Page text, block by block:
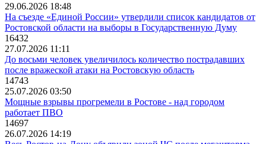
29.06.2026 18:48
На съезде «Единой России» утвердили список кандидатов от
Ростовской области на выборы в Государственную Думу
16432
27.07.2026 11:11
До восьми человек увеличилось количество пострадавших
после вражеской атаки на Ростовскую область
14743
25.07.2026 03:50
Мощные взрывы прогремели в Ростове - над городом
работает ПВО
14697
26.07.2026 14:19